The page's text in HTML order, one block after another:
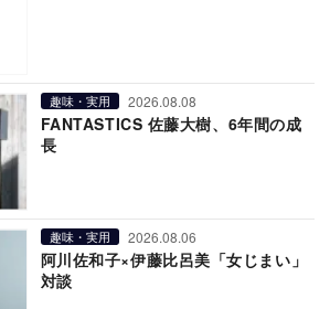
趣味・実用 2026.08.08
FANTASTICS 佐藤大樹、6年間の成
長
趣味・実用 2026.08.06
阿川佐和子×伊藤比呂美「女じまい」
対談